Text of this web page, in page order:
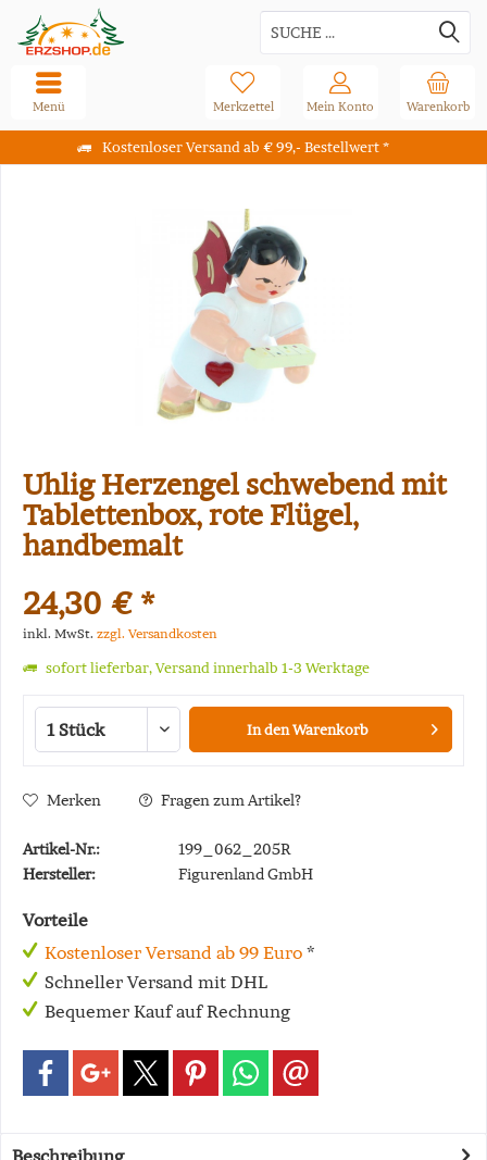
Kostenloser Versand ab € 99,- Bestellwert *
Warenkorb
Merkzettel Mein Konto
Menü
Uhlig Herzengel schwebend mit
Tablettenbox, rote Flügel,
handbemalt
24,30 € *
inkl. MwSt. zzgl. Versandkosten
sofort lieferbar, Versand innerhalb 1-3 Werktage
In denWarenkorb
Merken Fragen zum Artikel?
Artikel-Nr.:
199_062_205R
Hersteller:
Figurenland GmbH
Vorteile
Kostenloser Versand ab 99 Euro *
Schneller Versand mit DHL
Bequemer Kauf auf Rechnung
Beschreibung